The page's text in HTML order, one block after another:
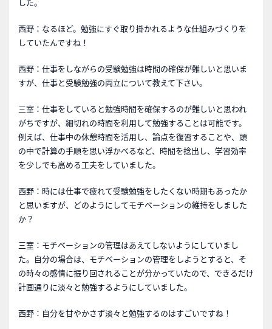
した。
西野：なるほど。勉強にすぐ取り掛かれるような仕組みづくりを
していたんですね！
西野：仕事をしながらの受験勉強は時間の確保が難しいと思いま
すが、仕事と受験勉強の両立について教えて下さい。
三室：仕事をしていると勉強時間を確保するのが難しいと思われ
がちですが、細切れの時間を利用して勉強することは可能です。
例えば、仕事中の休憩時間を活用し、論点を復習することや、頭
の中で計算の手順を思い浮かべるなど、時間を捻出し、学習効率
を少しでも高める工夫をしていました。
西野：時には仕事で疲れて受験勉強をしたくない時期もあったか
と思いますが、どのようにしてモチベーションの維持をしました
か？
三室：モチベーションの管理はあえてしないようにしていまし
た。自分の場合は、モチベーションの管理をしようとすると、そ
の時々の感情に振り回されることが分かっていたので、できるだけ
計画通りに淡々と勉強するようにしていました。
西野：自分を甘やかさず淡々と勉強するのはすごいですね！